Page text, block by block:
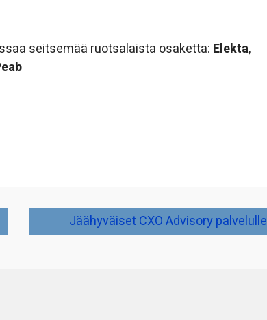
seitsemää ruotsalaista osaketta: Elekta,
Jäähyväiset CXO Advisory palvelulle